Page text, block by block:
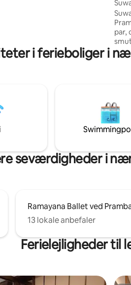
af en kop kaffe. Nyd
par,
i ferieboliger i
seværdigheder i
Ramayana Ballet ved
13 lokale anbefaler
Ferielejligheder til